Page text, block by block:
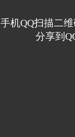
手机QQ扫描二维
分享到